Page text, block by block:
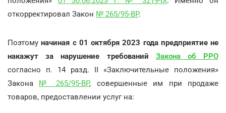
откорректировал Закон № 265/95-ВР.
Поэтомуначиная с 01 октября 2023 года предприятие не
накажут за нарушение требований Закона об РРО
согласно п. 14 разд. ІІ «Заключительные положения»
Закона № 265/95-ВР, совершенные им при продаже
товаров, предоставлении услуг на: